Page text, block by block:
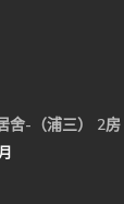
舍-（浦三） 2房